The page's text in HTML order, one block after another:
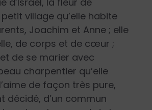
village qu’elle habite
Joachim et Anne ; elle
de corps et de cœur ;
de se marier avec
charpentier qu’elle
de façon très pure,
décidé, d’un commun